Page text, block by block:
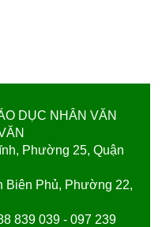
DỤC NHÂN VĂN
Phường 25, Quận
Phủ, Phường 22,
839 039 - 097 239